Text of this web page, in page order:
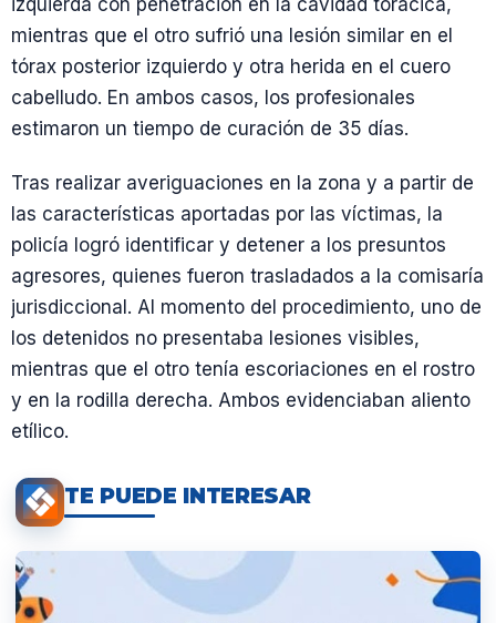
mientras que el otro sufrió una lesión similar en el
tórax posterior izquierdo y otra herida en el cuero
cabelludo. En ambos casos, los profesionales
estimaron un tiempo de curación de 35 días.
Tras realizar averiguaciones en la zona y a partir de
las características aportadas por las víctimas, la
policía logró identificar y detener a los presuntos
agresores, quienes fueron trasladados a la comisaría
jurisdiccional. Al momento del procedimiento, uno de
los detenidos no presentaba lesiones visibles,
mientras que el otro tenía escoriaciones en el rostro
y en la rodilla derecha. Ambos evidenciaban aliento
etílico.
TE PUEDE INTERESAR